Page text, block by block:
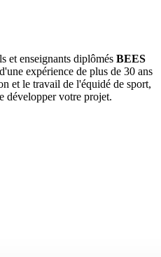
et enseignants diplômés BEES
expérience de plus de 30 ans
et le travail de l'équidé de sport,
développer votre projet.